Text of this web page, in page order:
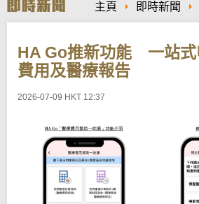
r
c
主頁 即時新聞
HA Go推新功能 一站式
費用及醫療報告
2026-07-09 HKT 12:37